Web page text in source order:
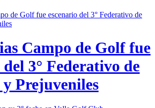
Campo de Golf fue
del 3° Federativo de
Prejuveniles